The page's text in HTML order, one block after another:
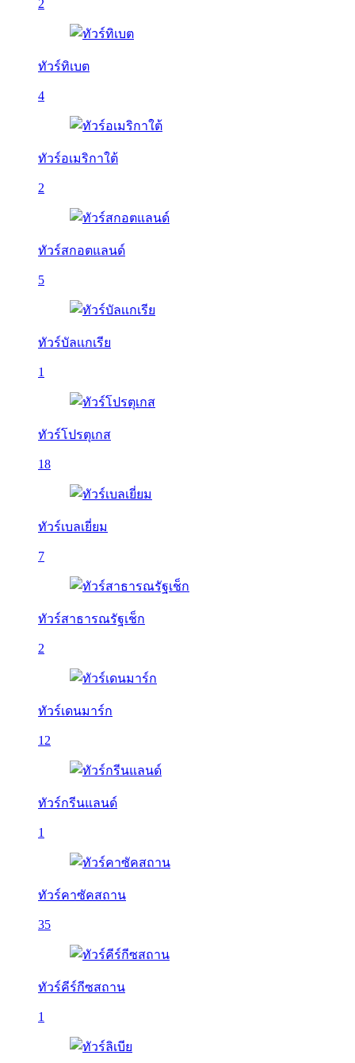
2
ทัวร์ทิเบต
4
ทัวร์อเมริกาใต้
2
ทัวร์สกอตแลนด์
5
ทัวร์บัลเเกเรีย
1
ทัวร์โปรตุเกส
18
ทัวร์เบลเยี่ยม
7
ทัวร์สาธารณรัฐเช็ก
2
ทัวร์เดนมาร์ก
12
ทัวร์กรีนแลนด์
1
ทัวร์คาซัคสถาน
35
ทัวร์คีร์กีซสถาน
1